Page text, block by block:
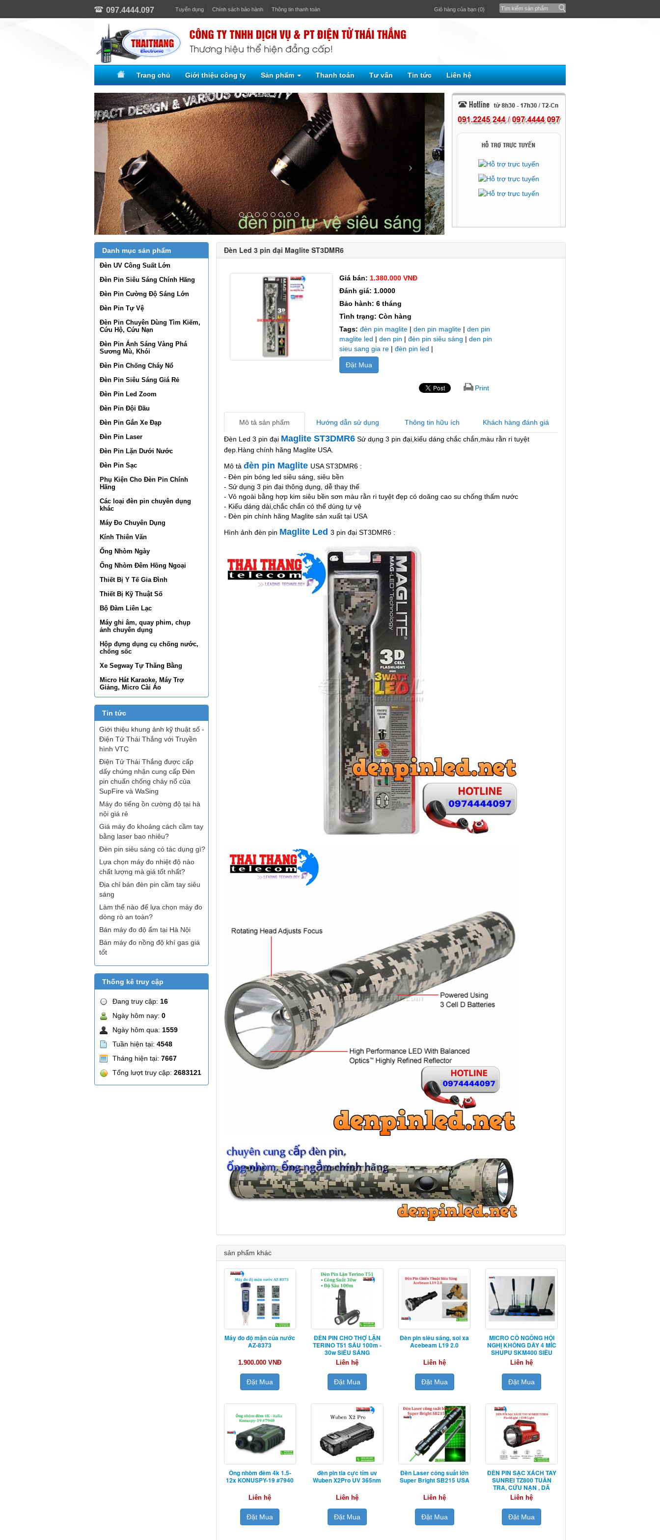
097.4444.097 Tuyển dụng Chính sách bảo hành Thông tin thanh toán Giỏ hàng của bạn (0)
Trang chủ Giới thiệu công ty Sản phẩm Thanh toán Tư vấn Tin tức Liên hệ
Danh mục sản phẩm
Đèn UV Công Suất Lớn
Đèn Pin Siêu Sáng Chính Hãng
Đèn Pin Cường Độ Sáng Lớn
Đèn Pin Tự Vệ
Đèn Pin Chuyên Dùng Tìm Kiếm,
Cứu Hộ, Cứu Nạn
Đèn Pin Ánh Sáng Vàng Phá
Sương Mù, Khói
Đèn Pin Chống Cháy Nổ
Đèn Pin Siêu Sáng Giá Rẻ
Đèn Pin Led Zoom
Đèn Pin Đội Đầu
Đèn Pin Gắn Xe Đạp
Đèn Pin Laser
Đèn Pin Lặn Dưới Nước
Đèn Pin Sạc
Phụ Kiện Cho Đèn Pin Chính
Hãng
Các loại đèn pin chuyên dụng
khác
Máy Đo Chuyên Dụng
Kính Thiên Văn
Ống Nhòm Ngày
Ống Nhòm Đêm Hồng Ngoại
Thiết Bị Y Tế Gia Đình
Thiết Bị Kỹ Thuật Số
Bộ Đàm Liên Lạc
Máy ghi âm, quay phim, chụp
ảnh chuyên dụng
Hộp đựng dụng cụ chống nước,
chống sốc
Xe Segway Tự Thăng Bằng
Micro Hát Karaoke, Máy Trợ
Giảng, Micro Cài Áo
Tin tức
Giới thiệu khung ảnh kỹ thuật số -
Điện Tử Thái Thắng với Truyền
hình VTC
Điện Tử Thái Thắng được cấp
dấy chứng nhận cung cấp Đèn
pin chuẩn chống cháy nổ của
SupFire và WaSing
Máy đo tiếng ồn cường độ tại hà
nội giá rẻ
Giá máy đo khoảng cách cầm tay
bằng laser bao nhiêu?
Đèn pin siêu sáng có tác dụng gì?
Lựa chọn máy đo nhiệt độ nào
chất lượng mà giá tốt nhất?
Địa chỉ bán đèn pin cầm tay siêu
sáng
Làm thế nào để lựa chọn máy đo
dòng rò an toàn?
Bán máy đo độ ẩm tại Hà Nội
Bán máy đo nồng độ khí gas giá
tốt
Thống kê truy cập
Đang truy cập: 16
Ngày hôm nay: 0
Ngày hôm qua: 1559
Tuần hiện tại: 4548
Tháng hiện tại: 7667
Tổng lượt truy cập: 2683121
Đèn Led 3 pin đại Maglite ST3DMR6
Giá bán: 1.380.000 VNĐ
Đánh giá: 1.0000
Bảo hành: 6 tháng
Tình trạng: Còn hàng
Tags: đèn pin maglite | den pin maglite| den pin
maglite led | den pin | đèn pin siêu sáng | den pin
sieu sang gia re | đèn pin led |
Đặt Mua
Print
Mô tả sản phẩm Hướng dẫn sử dụng Thông tin hữu ích Khách hàng đánh giá
Đèn Led 3 pin đại Maglite ST3DMR6Sử dụng 3 pin đại,kiểu dáng chắc chắn,màu rằn ri tuyệt
đẹp.Hàng chính hãng Maglite USA.
Mô tả đèn pin Maglite USA ST3DMR6 :
- Đèn pin bóng led siêu sáng, siêu bền
- Sử dụng 3 pin đại thông dụng, dễ thay thế
- Vỏ ngoài bằng hợp kim siêu bền sơn màu rằn ri tuyệt đẹp có doăng cao su chống thấm nước
- Kiểu dáng dài,chắc chắn có thể dùng tự vệ
- Đèn pin chính hãng Maglite sản xuất tại USA
Hình ảnh đèn pin Maglite Led 3 pin đại ST3DMR6 :
sản phẩm khác
Máy đo độ mặn của nước
AZ-8373
1.900.000 VNĐ
Đặt Mua
ĐÈN PIN CHO THỢ LẶN
TERINO T51 SÂU 100m -
30w SIÊU SÁNG
Liên hệ
Đặt Mua
Đèn pin siêu sáng, soi xa
Acebeam L19 2.0
Liên hệ
Đặt Mua
MICRO CỔ NGỖNG HỘI
NGHỊ KHÔNG DÂY 4 MÍC
SHUPU SKM400 SIÊU
NHẠY
Liên hệ
Đặt Mua
Ống nhòm đêm 4k 1.5-
12x KONUSPY-19 #7940
Liên hệ
Đặt Mua
đèn pin tia cực tím uv
Wuben X2Pro UV 365nm
Liên hệ
Đặt Mua
Đèn Laser công suất lớn
Super Bright SB215 USA
Liên hệ
Đặt Mua
ĐÈN PIN SẠC XÁCH TAY
SUNREI TZ800 TUẦN
TRA, CỨU NẠN , DÃ
NGOẠI
Liên hệ
Đặt Mua